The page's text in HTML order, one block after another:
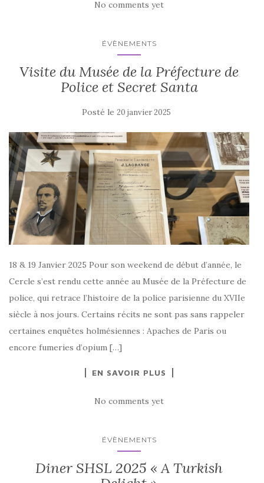
No comments yet
ÉVÈNEMENTS
Visite du Musée de la Préfecture de
Police et Secret Santa
Posté le 20 janvier 2025
18 & 19 Janvier 2025 Pour son weekend de début d’année, le
Cercle s’est rendu cette année au Musée de la Préfecture de
police, qui retrace l’histoire de la police parisienne du XVIIe
siècle à nos jours. Certains récits ne sont pas sans rappeler
certaines enquêtes holmésiennes : Apaches de Paris ou
encore fumeries d’opium […]
EN SAVOIR PLUS
No comments yet
ÉVÈNEMENTS
Diner SHSL 2025 « A Turkish